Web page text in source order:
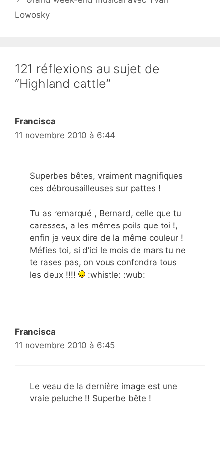
Lowosky
121 réflexions au sujet de
“Highland cattle”
Francisca
11 novembre 2010 à 6:44
Superbes bêtes, vraiment magnifiques
ces débrousailleuses sur pattes !
Tu as remarqué , Bernard, celle que tu
caresses, a les mêmes poils que toi !,
enfin je veux dire de la même couleur !
Méfies toi, si d’ici le mois de mars tu ne
te rases pas, on vous confondra tous
les deux !!!!
:whistle: :wub:
Francisca
11 novembre 2010 à 6:45
Le veau de la dernière image est une
vraie peluche !! Superbe bête !